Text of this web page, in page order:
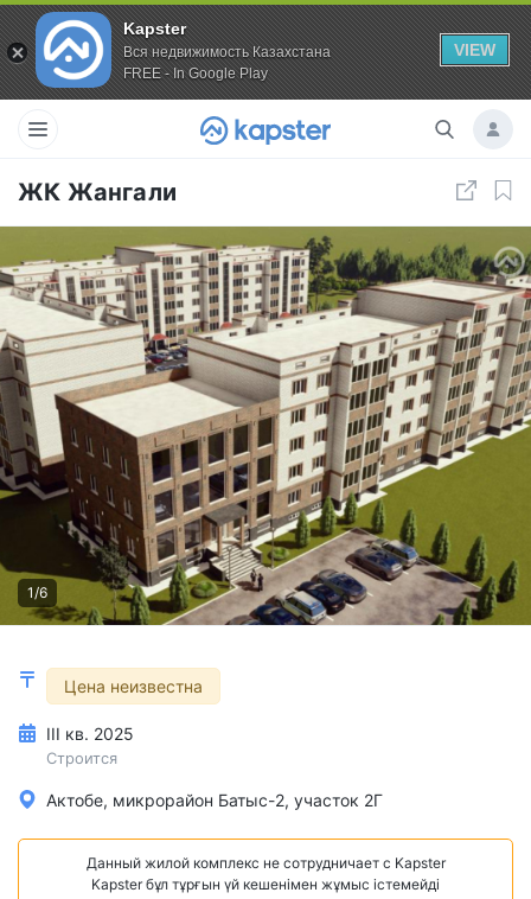
Kapster
Вся недвижимость Казахстана
FREE - In Google Play
VIEW
ЖК Жангали
1/6
Цена неизвестна
III кв. 2025
Строится
Актобе, микрорайон Батыс-2, участок 2Г
Данный жилой комплекс не сотрудничает с Kapster
Kapster бұл тұрғын үй кешенімен жұмыс істемейді